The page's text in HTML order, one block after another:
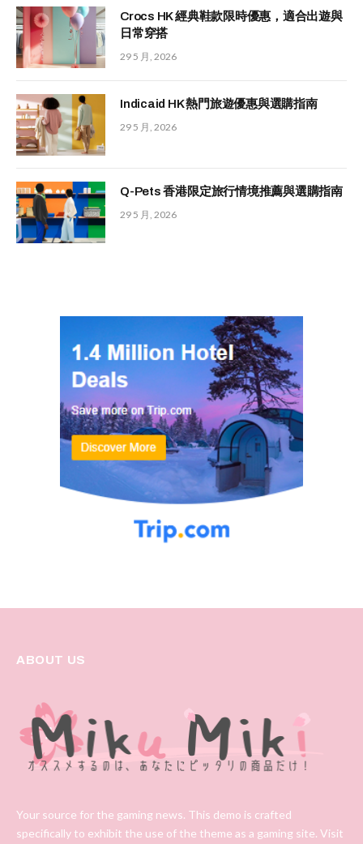
Crocs HK 經典鞋款限時優惠，適合出遊與
日常穿搭
29 5 月, 2026
Indicaid HK 熱門旅遊優惠與選購指南
29 5 月, 2026
Q-Pets 香港限定旅行情境推薦與選購指南
29 5 月, 2026
ABOUT US
Your source for the gaming news. This demo is crafted
specifically to exhibit the use of the theme as a gaming site. Visit